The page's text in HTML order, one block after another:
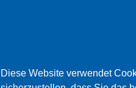
Diese Website verwendet